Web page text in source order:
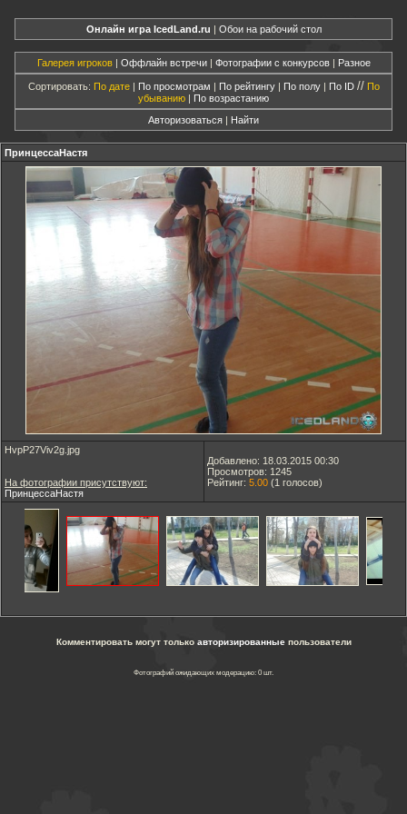
Онлайн игра IcedLand.ru | Обои на рабочий стол
Галерея игроков| Оффлайн встречи| Фотографии с конкурсов| Разное
Сортировать: По дате| По просмотрам | По рейтингу| По полу| По ID // По
убыванию | По возрастанию
Авторизоваться | Найти
ПринцессаНастя
HvpP27Viv2g.jpg
На фотографии присутствуют:
ПринцессаНастя
Добавлено: 18.03.2015 00:30
Просмотров: 1245
Рейтинг: 5.00 (1 голосов)
Комментировать могут только авторизированныепользователи
Фотографий ожидающих модерацию: 0 шт.